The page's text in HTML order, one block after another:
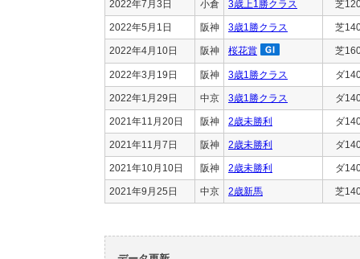
2022年7月3日 小倉 3歳上1勝クラス 芝
2022年5月1日 阪神 3歳1勝クラス 芝
2022年4月10日 阪神 桜花賞 芝
2022年3月19日 阪神 3歳1勝クラス ダ
2022年1月29日 中京 3歳1勝クラス ダ
2021年11月20日 阪神 2歳未勝利 ダ
2021年11月7日 阪神 2歳未勝利 ダ
2021年10月10日 阪神 2歳未勝利 ダ
2021年9月25日 中京 2歳新馬 芝